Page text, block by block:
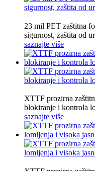
23 mil PET zaštitna
sigurnost, zaštita od
saznajte više
XTTF prozirna
blokiranje i kontrola
saznajte više